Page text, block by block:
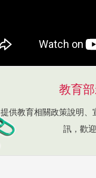
教育
提供教育相關政策說明、
訊，歡